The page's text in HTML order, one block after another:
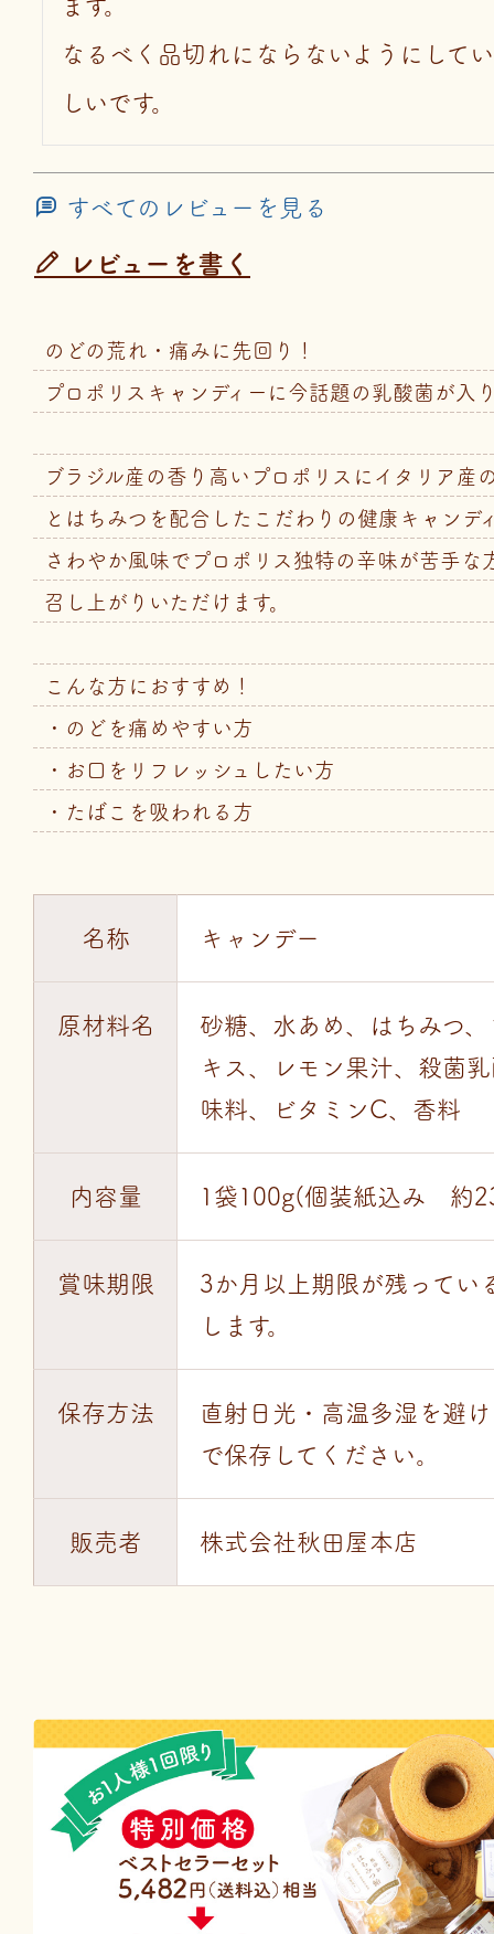
ます。
なるべく品切れにならないようにして
しいです。
すべてのレビューを見る
レビューを書く
のどの荒れ・痛みに先回り！
プロポリスキャンディーに今話題の乳酸菌が入
ブラジル産の香り高いプロポリスにイタリア産
とはちみつを配合したこだわりの健康キャンデ
さわやか風味でプロポリス独特の辛味が苦手な
召し上がりいただけます。
こんな方におすすめ！
・のどを痛めやすい方
・お口をリフレッシュしたい方
・たばこを吸われる方
名称 キャンデー
原材料名
砂糖、水あめ、はちみつ
キス、レモン果汁、殺菌
味料、ビタミンC、香料
内容量 1袋100g(個装紙込み 約
賞味期限
3か月以上期限が残ってい
します。
保存方法
直射日光・高温多湿を避
で保存してください。
販売者 株式会社秋田屋本店